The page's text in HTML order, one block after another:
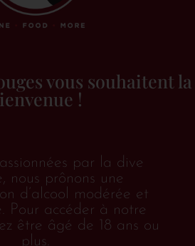
/ Vins &
France /Alsace / Pinot Gris
“Sélénite”
vous souhaitent la
!
par la dive
nous prônons une
d’alcool modérée et
Pour accéder à notre
être âgé de 18 ans ou
plus.